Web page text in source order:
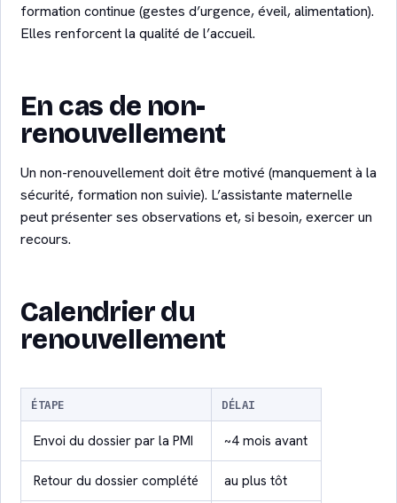
formation continue (gestes d’urgence, éveil, alimentation).
Elles renforcent la qualité de l’accueil.
En cas de non-
renouvellement
Un non-renouvellement doit être motivé (manquement à la
sécurité, formation non suivie). L’assistante maternelle
peut présenter ses observations et, si besoin, exercer un
recours.
Calendrier du
renouvellement
ÉTAPE DÉLAI
Envoi du dossier par la PMI ~4 mois avant
Retour du dossier complété au plus tôt